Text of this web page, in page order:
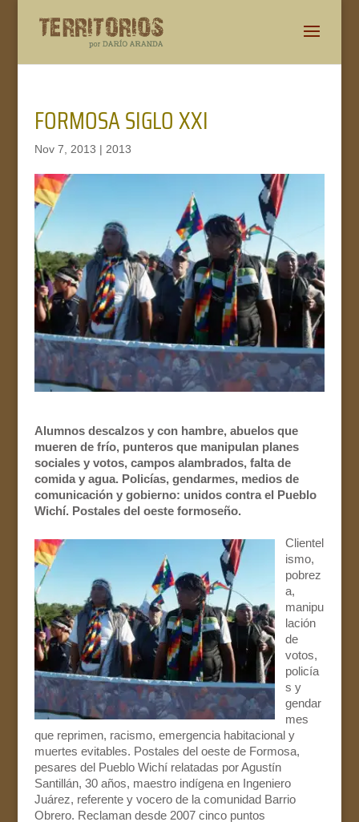
FORMOSA SIGLO XXI
Nov 7, 2013 | 2013
Alumnos descalzos y con hambre, abuelos que
mueren de frío, punteros que manipulan planes
sociales y votos, campos alambrados, falta de
comida y agua. Policías, gendarmes, medios de
comunicación y gobierno: unidos contra el Pueblo
Wichí. Postales del oeste formoseño.
Clientel
ismo,
pobrez
a,
manipu
lación
de
votos,
policía
s y
gendar
mes
que reprimen, racismo, emergencia habitacional y
muertes evitables. Postales del oeste de Formosa,
pesares del Pueblo Wichí relatadas por Agustín
Santillán, 30 años, maestro indígena en Ingeniero
Juárez, referente y vocero de la comunidad Barrio
Obrero. Reclaman desde 2007 cinco puntos